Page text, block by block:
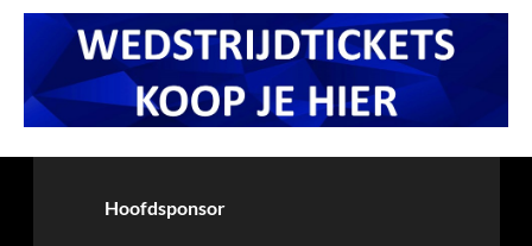
Hoofdsponsor